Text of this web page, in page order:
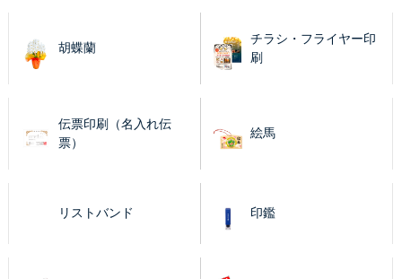
胡蝶蘭
チラシ・フライヤー印
刷
伝票印刷（名入れ伝
票）
絵馬
リストバンド 印鑑